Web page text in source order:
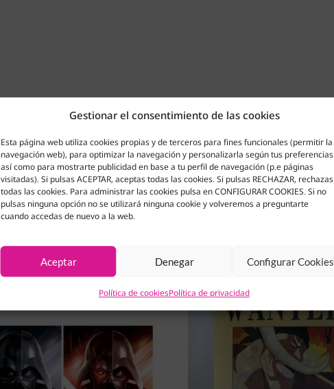
Gestionar el consentimiento de las cookies
Esta página web utiliza cookies propias y de terceros para fines funcionales (permitir la
navegación web), para optimizar la navegación y personalizarla según tus preferencias
así como para mostrarte publicidad en base a tu perfil de navegación (p.e páginas
visitadas). Si pulsas ACEPTAR, aceptas todas las cookies. Si pulsas RECHAZAR, rechazas
todas las cookies. Para administrar las cookies pulsa en CONFIGURAR COOKIES. Si no
pulsas ninguna opción no se utilizará ninguna cookie y volveremos a preguntarte
cuando accedas de nuevo a la web.
Aceptar Denegar Configurar Cookies
Política de cookiesPolítica de privacidad